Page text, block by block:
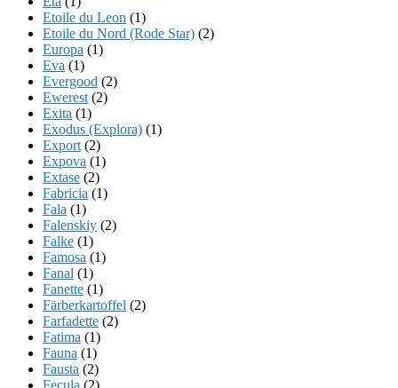
Etoile du Leon (1)
Etoile du Nord (Rode Star) (2)
Europa (1)
Eva (1)
Evergood (2)
Ewerest (2)
Exita (1)
Exodus (Explora) (1)
Export (2)
Expova (1)
Extase (2)
Fabricia (1)
Fala (1)
Falenskiy (2)
Falke (1)
Famosa (1)
Fanal (1)
Fanette (1)
Färberkartoffel (2)
Farfadette (2)
Fatima (1)
Fauna (1)
Fausta (2)
Fecula (2)